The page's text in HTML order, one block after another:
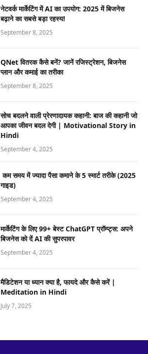
नेटवर्क मार्केटिंग में AI का उपयोग: 2025 में बिजनेस
बढ़ाने का सबसे बड़ा रहस्य!
September 8, 2025
QNet वितरक कैसे बनें? जानें रजिस्ट्रेशन, बिजनेस
प्लान और कमाई का तरीका
September 8, 2025
सोच बदलने वाली प्रेरणादायक कहानी: बाज की कहानी जो
आपका जीवन बदल देगी | Motivational Story in
Hindi
September 4, 2025
कम समय में ज्यादा पैसा कमाने के 5 स्मार्ट तरीके (2025
गाइड)
September 4, 2025
मार्केटिंग के लिए 99+ बेस्ट ChatGPT प्रॉम्प्ट्स: अपने
बिजनेस को दें AI की सुपरपावर
September 4, 2025
मैडिटेशन या ध्यान क्या है, फायदे और कैसे करें |
Meditation in Hindi
July 7, 2025